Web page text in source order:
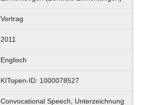
Vortrag
2011
Englisch
KITopen-ID: 1000078527
Convocational Speech, Unterzeichnung